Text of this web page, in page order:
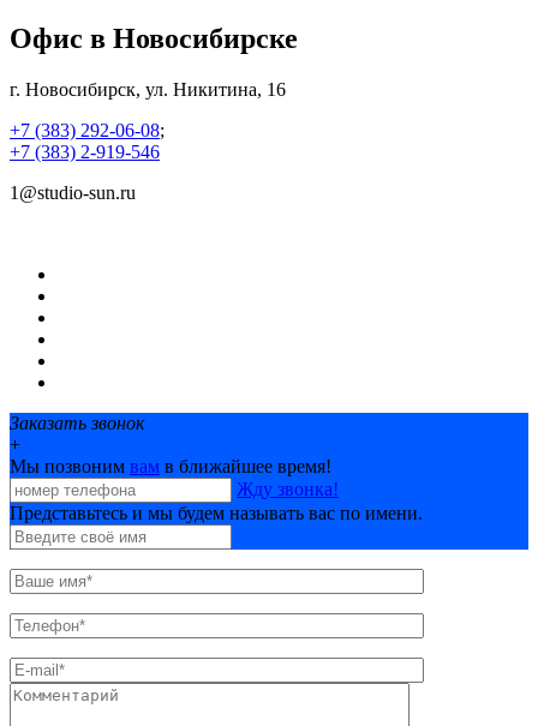
Офис в Новосибирске
г. Новосибирск, ул. Никитина, 16
+7 (383) 292-06-08;
+7 (383) 2-919-546
1@studio-sun.ru
Заказать звонок
+
Мы позвоним вам в ближайшее время!
Жду звонка!
Представьтесь и мы будем называть вас по имени.